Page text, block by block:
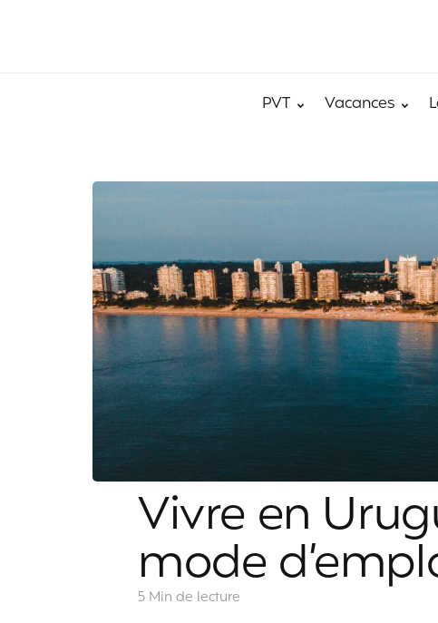
PVT Vacances
Vivre en
mode
5 Min de lecture